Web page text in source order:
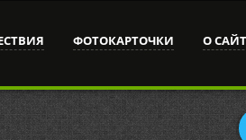
ФОТОКАРТОЧКИ О